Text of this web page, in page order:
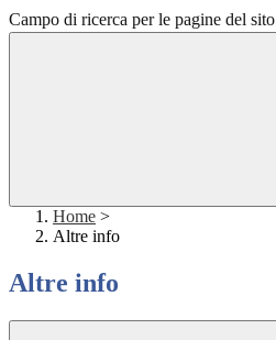
Campo di ricerca per le pagine del sito
Home >
Altre info
Altre info